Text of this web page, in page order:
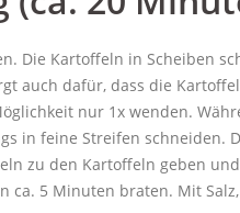
Die Kartoffeln in Scheiben
auch dafür, dass die
nur 1x wenden.
in feine Streifen schneiden.
zu den Kartoffeln geben
ca. 5 Minuten braten. Mit